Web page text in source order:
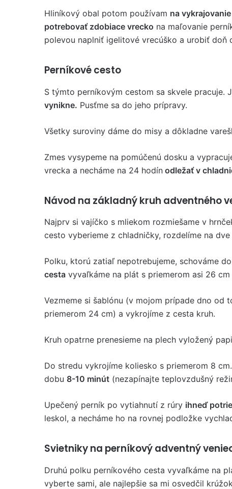
Hliníkový obal potom používam na vykrajovanie
potrebovať zdobiace vrecko na maľovanie
polevou naplniť igelitové vrecúško a urobiť doň
Perníkové cesto
S týmto perníkovým cestom sa skvele pracuje.
vynikne. Pusťme sa do jeho prípravy.
Všetky suroviny dáme do misy a dôkladne
Zmes vysypeme na pomúčenú dosku a
vrecka a necháme na 24 hodín odležať v
Návod na základný kruh adventného
Najprv si vajíčko s mliekom rozmiešame v
cesto vyberieme z chladničky, rozdelíme na
Polku, ktorú zatiaľ nepotrebujeme, schováme
cesta vyvaľkáme na plát s priemerom asi 26
Vezmeme si šablónu (v mojom prípade dno od
priemerom 24 cm) a vykrojíme z cesta kruh.
Kruh opatrne prenesieme na plech vyložený
Do stredu vykrojíme koliesko s priemerom 8
dobu 8-10 minút (nezapínajte teplovzdušný
Upečený perník po vytiahnutí z rúry ihneď
leskol, a necháme ho na rovnej podložke
Svietniky na perníkový adventný
Druhú polku perníkového cesta vyvaľkáme na
vyberte sami, ale najlepšie sa mi osvedčil